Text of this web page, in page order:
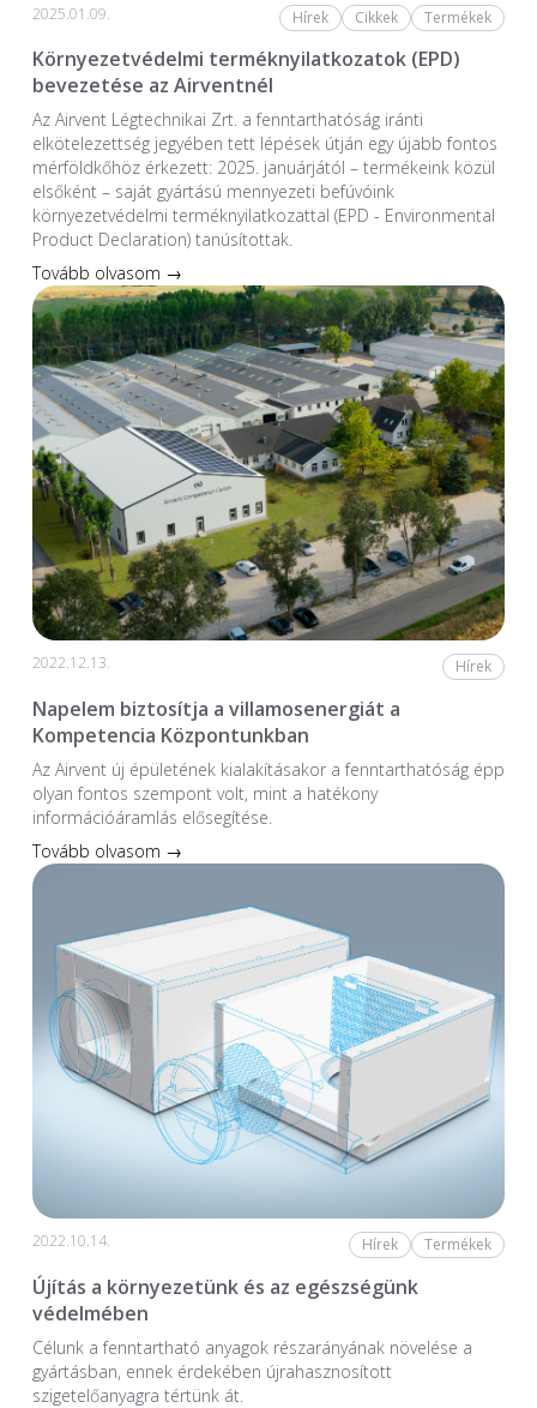
2025.01.09. Hírek Cikkek Termékek
Környezetvédelmi terméknyilatkozatok (EPD)
bevezetése az Airventnél
Az Airvent Légtechnikai Zrt. a fenntarthatóság iránti
elkötelezettség jegyében tett lépések útján egy újabb fontos
mérföldkőhöz érkezett: 2025. januárjától – termékeink közül
elsőként – saját gyártású mennyezeti befúvóink
környezetvédelmi terméknyilatkozattal (EPD - Environmental
Product Declaration) tanúsítottak.
Tovább olvasom →
2022.12.13. Hírek
Napelem biztosítja a villamosenergiát a
Kompetencia Központunkban
Az Airvent új épületének kialakításakor a fenntarthatóság épp
olyan fontos szempont volt, mint a hatékony
információáramlás elősegítése.
Tovább olvasom →
2022.10.14. Hírek Termékek
Újítás a környezetünk és az egészségünk
védelmében
Célunk a fenntartható anyagok részarányának növelése a
gyártásban, ennek érdekében újrahasznosított
szigetelőanyagra tértünk át.